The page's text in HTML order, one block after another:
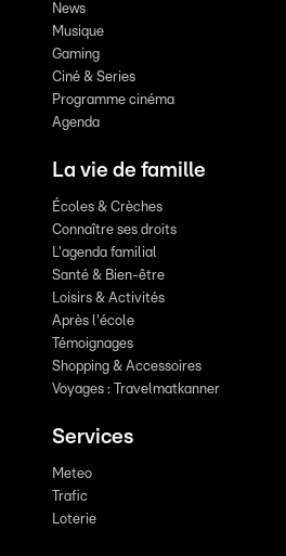
News
Musique
Gaming
Ciné & Series
Programme cinéma
Agenda
La vie de famille
Écoles & Crèches
Connaître ses droits
L'agenda familial
Santé & Bien-être
Loisirs & Activités
Après l'école
Témoignages
Shopping & Accessoires
Voyages : Travelmatkanner
Services
Meteo
Trafic
Loterie